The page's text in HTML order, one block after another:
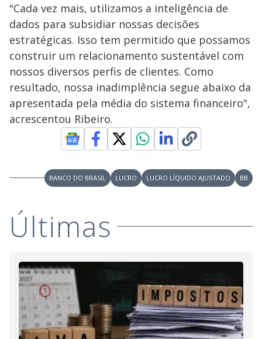
"Cada vez mais, utilizamos a inteligência de
dados para subsidiar nossas decisões
estratégicas. Isso tem permitido que possamos
construir um relacionamento sustentável com
nossos diversos perfis de clientes. Como
resultado, nossa inadimplência segue abaixo da
apresentada pela média do sistema financeiro",
acrescentou Ribeiro.
BANCO DO BRASIL LUCRO LUCRO LÍQUIDO AJUSTADO BB
Últimas